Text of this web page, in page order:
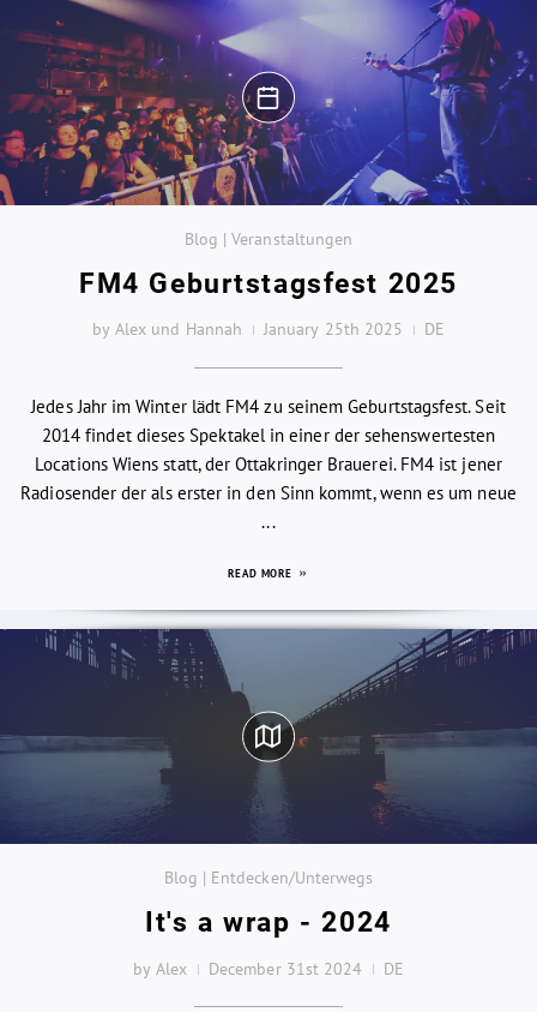
Blog | Veranstaltungen
FM4 Geburtstagsfest 2025
by Alex und Hannah January 25th 2025 DE
Jedes Jahr im Winter lädt FM4 zu seinem Geburtstagsfest. Seit
2014 findet dieses Spektakel in einer der sehenswertesten
Locations Wiens statt, der Ottakringer Brauerei. FM4 ist jener
Radiosender der als erster in den Sinn kommt, wenn es um neue
...
READ MORE
Blog | Entdecken/Unterwegs
It's a wrap - 2024
by Alex December 31st 2024 DE